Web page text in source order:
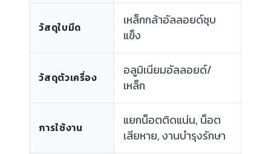
วัสดุใบมีด
เหล็กกล้าอัลลอยด์ชุบ
แข็ง
วัสดุตัวเครื่อง
อลูมิเนียมอัลลอยด์/
เหล็ก
การใช้งาน
แยกน็อตติดแน่น, น็อต
เสียหาย, งานบำรุงรักษา